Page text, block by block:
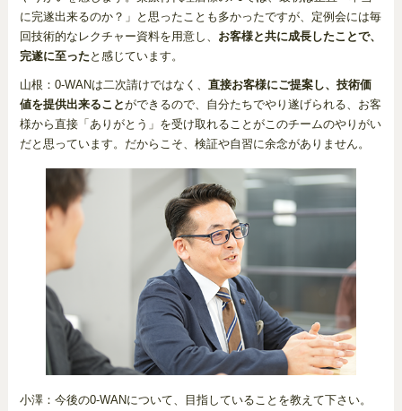
に完遂出来るのか？」と思ったことも多かったですが、定例会には毎
回技術的なレクチャー資料を用意し、 お客様と共に成長したことで、
完遂に至った と感じています。
山根：0-WANは二次請けではなく、 直接お客様にご提案し、技術価
値を提供出来ることができるので、自分たちでやり遂げられる、お客
様から直接「ありがとう」を受け取れることがこのチームのやりがい
だと思っています。だからこそ、検証や自習に余念がありません。
小澤：今後の0-WANについて、目指していることを教えて下さい。